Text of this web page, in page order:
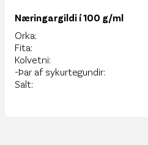
Næringargildi í 100 g/ml
Orka:
Fita:
Kolvetni:
-Þar af sykurtegundir:
Salt: